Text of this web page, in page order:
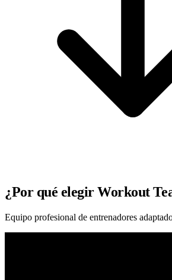
¿Por qué elegir Workout
Equipo profesional de entrenadores